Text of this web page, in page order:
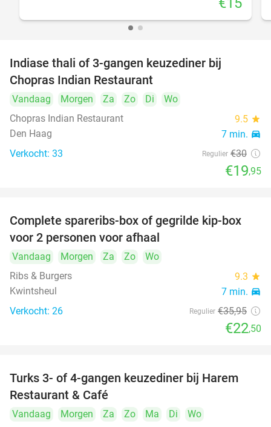
Indiase thali of 3-gangen keuzediner bij
Chopras Indian Restaurant
Vandaag Morgen Za Zo Di
Wo
Chopras Indian Restaurant
9.5 star
Den Haag 7 min. directions_car
Verkocht: 33 Regulier €30
€19,95
37%
Complete spareribs-box of gegrilde kip-box
voor 2 personen voor afhaal
Vandaag Morgen Za Zo
Wo
Ribs & Burgers
9.3 star
Kwintsheul 7 min. directions_car
Verkocht: 26 Regulier €35,95
€22,50
45%
Turks 3- of 4-gangen keuzediner bij Harem
Restaurant & Café
Vandaag Morgen Za Zo Ma Di
Wo